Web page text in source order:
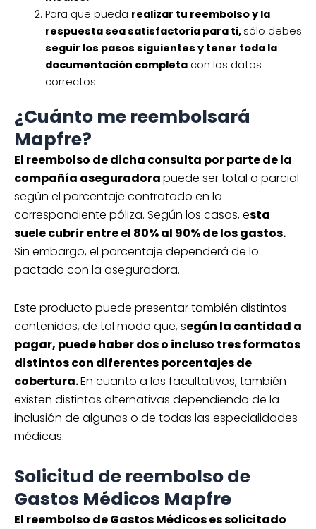
Para que pueda realizar tu reembolso y la
respuesta sea satisfactoria para ti, sólo debes
seguir los pasos siguientes y tener toda la
documentación completacon los datos
correctos.
¿Cuánto me reembolsará
Mapfre?
El reembolso de dicha consulta por parte de la
compañía aseguradorapuede ser total o parcial
según el porcentaje contratado en la
correspondiente póliza. Según los casos, esta
suele cubrir entre el 80% al 90% de los gastos.
Sin embargo, el porcentaje dependerá de lo
pactado con la aseguradora.
Este producto puede presentar también distintos
contenidos, de tal modo que, según la cantidad a
pagar, puede haber dos o incluso tres formatos
distintos con diferentes porcentajes de
cobertura.En cuanto a los facultativos, también
existen distintas alternativas dependiendo de la
inclusión de algunas o de todas las especialidades
médicas.
Solicitud de reembolso de
Gastos Médicos Mapfre
El reembolso de Gastos Médicos es solicitado